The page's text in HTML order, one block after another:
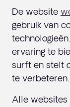
De website
gebruik van
ervaring te
surft en stelt
te verbeteren.
Alle websites